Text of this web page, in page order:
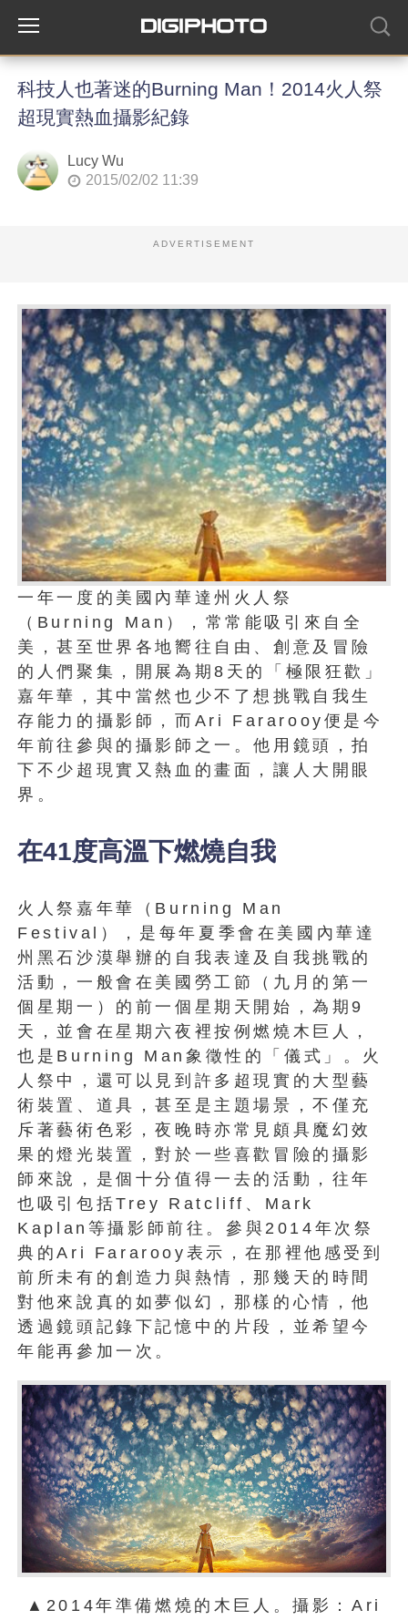
科技人也著迷的Burning Man！2014火人祭
超現實熱血攝影紀錄
Lucy Wu
2015/02/02 11:39
ADVERTISEMENT
一年一度的美國內華達州火人祭
（Burning Man），常常能吸引來自全
美，甚至世界各地嚮往自由、創意及冒險
的人們聚集，開展為期8天的「極限狂歡」
嘉年華，其中當然也少不了想挑戰自我生
存能力的攝影師，而Ari Fararooy便是今
年前往參與的攝影師之一。他用鏡頭，拍
下不少超現實又熱血的畫面，讓人大開眼
界。
在41度高溫下燃燒自我
火人祭嘉年華（Burning Man
Festival），是每年夏季會在美國內華達
州黑石沙漠舉辦的自我表達及自我挑戰的
活動，一般會在美國勞工節（九月的第一
個星期一）的前一個星期天開始，為期9
天，並會在星期六夜裡按例燃燒木巨人，
也是Burning Man象徵性的「儀式」。火
人祭中，還可以見到許多超現實的大型藝
術裝置、道具，甚至是主題場景，不僅充
斥著藝術色彩，夜晚時亦常見頗具魔幻效
果的燈光裝置，對於一些喜歡冒險的攝影
師來說，是個十分值得一去的活動，往年
也吸引包括Trey Ratcliff、Mark
Kaplan等攝影師前往。參與2014年次祭
典的Ari Fararooy表示，在那裡他感受到
前所未有的創造力與熱情，那幾天的時間
對他來說真的如夢似幻，那樣的心情，他
透過鏡頭記錄下記憶中的片段，並希望今
年能再參加一次。
▲2014年準備燃燒的木巨人。攝影：Ari